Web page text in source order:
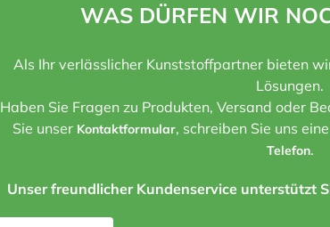
WAS DÜRFEN WIR
Als Ihr verlässlicher Kunststoffpartner bieten
Lösungen.
Haben Sie Fragen zu Produkten, Versand oder
Sie unser Kontaktformular, schreiben Sie uns eine
Telefon.
Unser freundlicher Kundenservice unterstützt